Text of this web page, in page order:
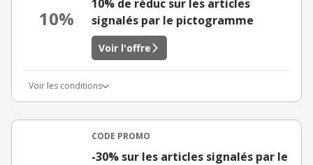
10%
10% de réduc sur les articles
signalés par le pictogramme
Voir l'offre
Voir les conditions
CODE PROMO
-30% sur les articles signalés par le